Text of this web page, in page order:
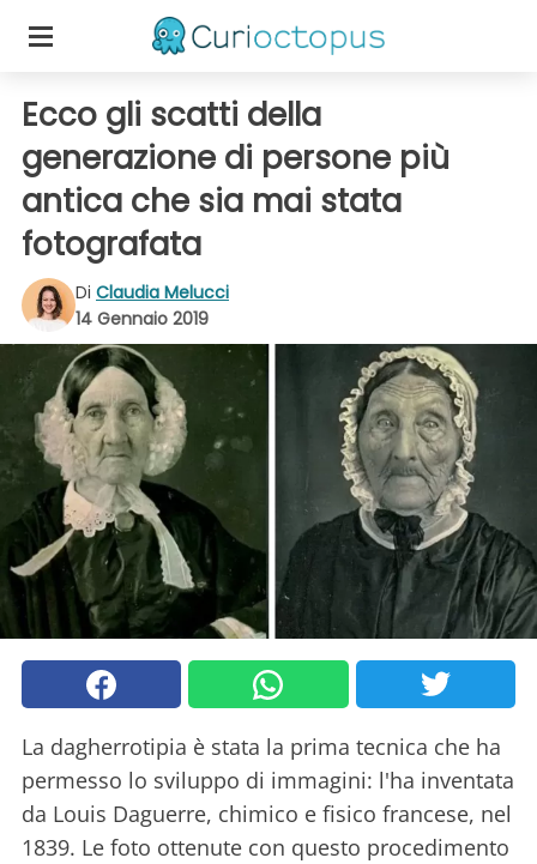
Ecco gli scatti della
generazione di persone più
antica che sia mai stata
fotografata
Di Claudia Melucci
14 Gennaio 2019
La dagherrotipia è stata la prima tecnica che ha
permesso lo sviluppo di immagini: l'ha inventata
da Louis Daguerre, chimico e fisico francese, nel
1839. Le foto ottenute con questo procedimento